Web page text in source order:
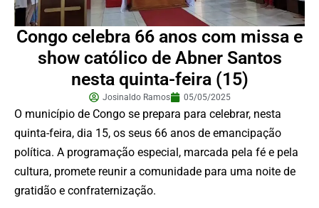
Congo celebra 66 anos com missa e
show católico de Abner Santos
nesta quinta-feira (15)
Josinaldo Ramos 05/05/2025
O município de Congo se prepara para celebrar, nesta
quinta-feira, dia 15, os seus 66 anos de emancipação
política. A programação especial, marcada pela fé e pela
cultura, promete reunir a comunidade para uma noite de
gratidão e confraternização.